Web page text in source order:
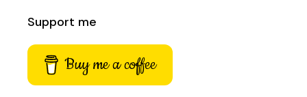
Support me
Buy me a coffee